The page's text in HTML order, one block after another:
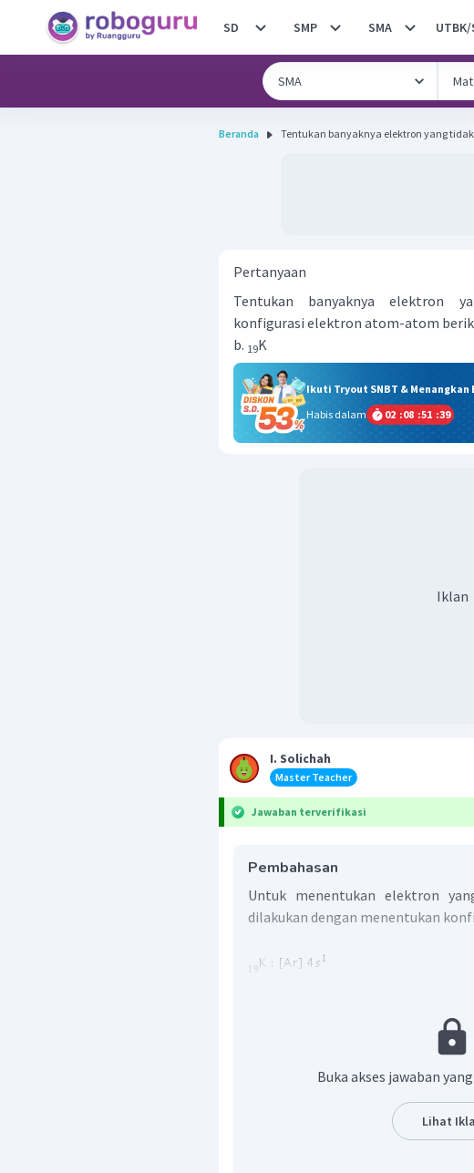
SD SMP SMA UTBK/
Beranda Tentukan banyaknya elektron yang
Pertanyaan
Tentukan banyaknya elektron
konfigurasi elektron atom-atom
b. 19K
Ikuti Tryout SNBT & Menangkan
Habis dalam
02 :08 :51 :38
Iklan
I. Solichah
Master Teacher
Jawaban terverifikasi
Pembahasan
Untuk menentukan elektron
dilakukan dengan menentukan
Pada diagram orbital di atas
Buka akses jawaban
Lihat